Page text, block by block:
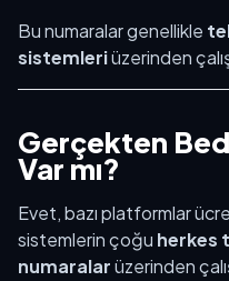
Bu numaralar genellikle
sistemleriüzerinden
Gerçekten
Var mı?
Evet, bazı platformlar
sistemlerin çoğu herkes
numaralarüzerinden